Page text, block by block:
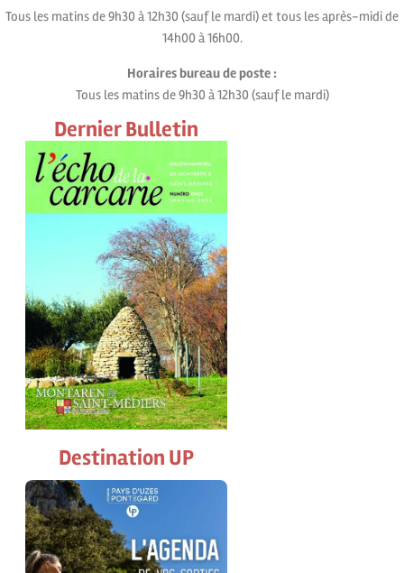
Tous les matins de 9h30 à 12h30 (sauf le mardi) et tous les après-midi de
14h00 à 16h00.
Horaires bureau de poste :
Tous les matins de 9h30 à 12h30 (sauf le mardi)
Dernier Bulletin
Destination UP